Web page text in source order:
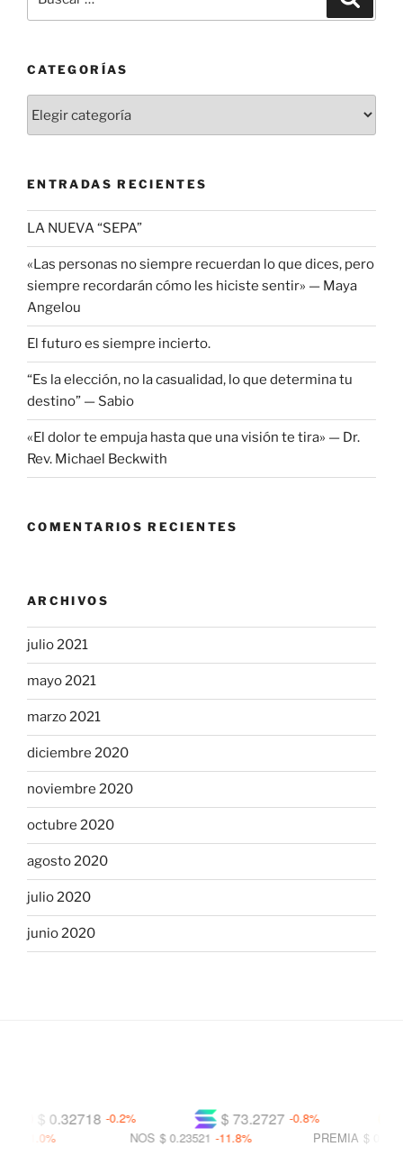
por:
CATEGORÍAS
ENTRADAS RECIENTES
LA NUEVA “SEPA”
«Las personas no siempre recuerdan lo que dices, pero
siempre recordarán cómo les hiciste sentir» — Maya
Angelou
El futuro es siempre incierto.
“Es la elección, no la casualidad, lo que determina tu
destino” — Sabio
«El dolor te empuja hasta que una visión te tira» — Dr.
Rev. Michael Beckwith
COMENTARIOS RECIENTES
ARCHIVOS
julio 2021
mayo 2021
marzo 2021
diciembre 2020
noviembre 2020
octubre 2020
agosto 2020
julio 2020
junio 2020
$ 73.2727 -0.8%
$ 0.32718 -0.2%
PREMIA $ 0.01607
NOS $ 0.23521 -11.8%
-11.0%